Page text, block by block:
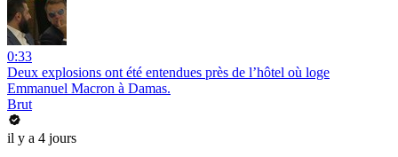
0:33
Deux explosions ont été entendues près de l’hôtel où loge
Emmanuel Macron à Damas.
Brut
il y a 4 jours